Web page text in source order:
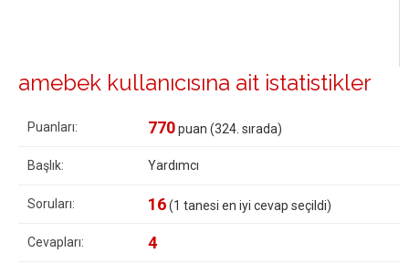
amebek kullanıcısına ait istatistikler
Puanları: 770puan (324 . sırada)
Başlık: Yardımcı
Soruları: 16(1 tanesi en iyi cevap seçildi)
Cevapları: 4